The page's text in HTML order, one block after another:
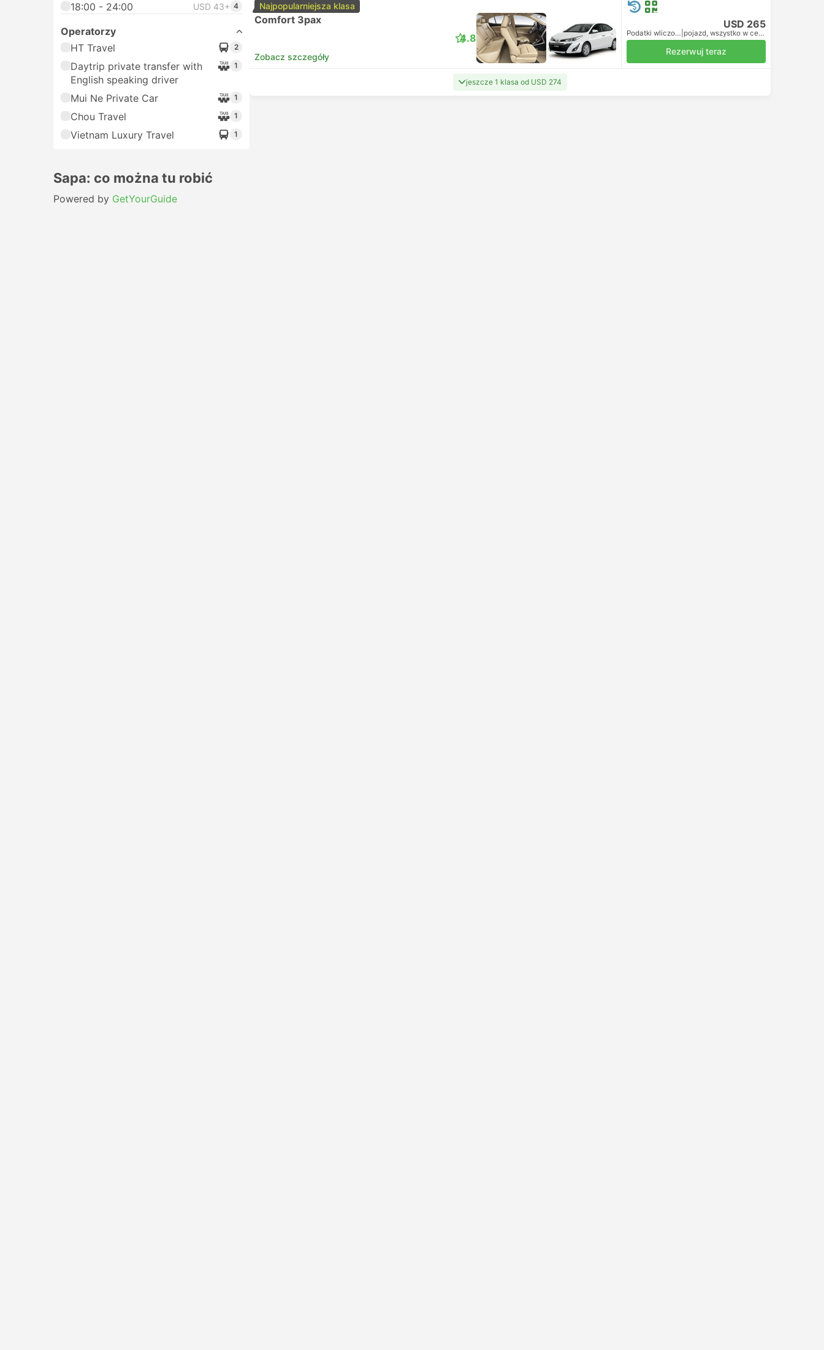
18:00 - 24:00 USD 43+ 4
Operatorzy
HT Travel
2
Daytrip private transfer with
English speaking driver
1
Mui Ne Private Car 1
Chou Travel 1
Vietnam Luxury Travel 1
Najpopularniejsza klasa
Comfort 3pax
Zobacz szczegóły
4.8
USD 265
Podatki wliczone pojazd, wszystko w cenie
Rezerwuj teraz
jeszcze 1 klasa od USD 274
Sapa: co można tu robić
Powered by GetYourGuide